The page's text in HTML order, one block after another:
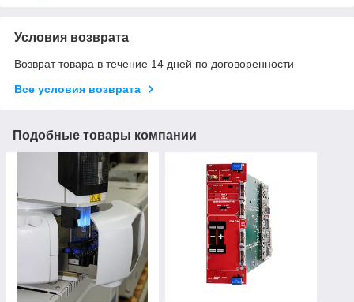
Условия возврата
Возврат товара в течение 14 дней по договоренности
Все условия возврата
Подобные товары компании